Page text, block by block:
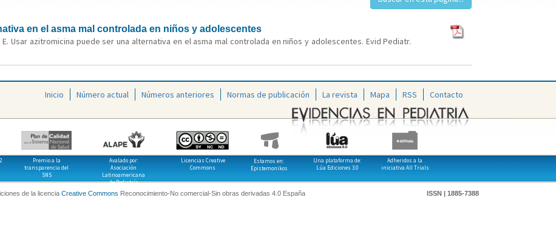
en el asma mal controlada en niños y adolescentes
Usar azitromicina puede ser una alternativa en el asma mal controlada en niños y adolescentes. Evid Pediatr.
Inicio Número actual Números anteriores Normas de publicación La revista Mapa RSS Contacto
Premio a la
transparencia del
SNS
Avalado por:
Asociación
Latinoamericana
de Pediatría
Licencias Creative
Commons
Estamos en:
Epistemonikos
Una plataforma de:
Lúa Ediciones 3.0
Adheridos a la
iniciativa All Trials
de la licencia Creative Commons Reconocimiento-No comercial-Sin obras derivadas 4.0 España ISSN | 1885-7388